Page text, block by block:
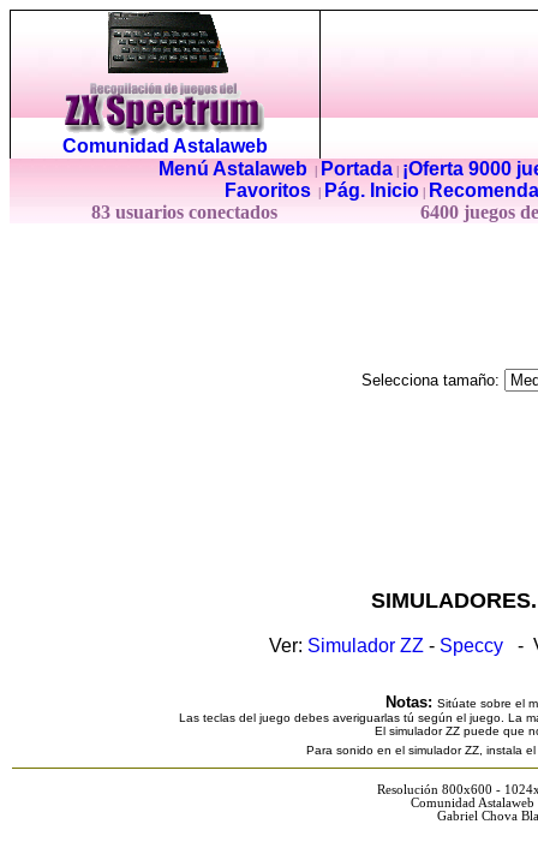
Comunidad Astalaweb
Menú Astalaweb| Portada|
¡Oferta 9000
Favoritos
Pág. Inicio
83 usuarios conectados
6400 juegos
Selecciona tamaño:
Ver: Simulador ZZ - Speccy -
Notas: Sitúate sobre el
Las teclas del juego debes averiguarlas tú según el juego. La
El simulador ZZ puede que
Para sonido en el simulador ZZ, instala
Resolución 800x600 -
Comunidad
Gabriel Chova